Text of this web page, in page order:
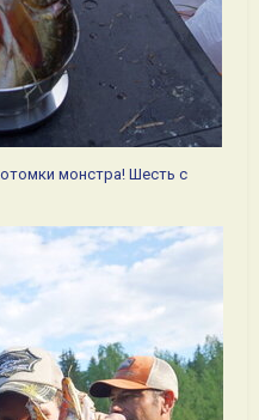
монстра! Шесть с